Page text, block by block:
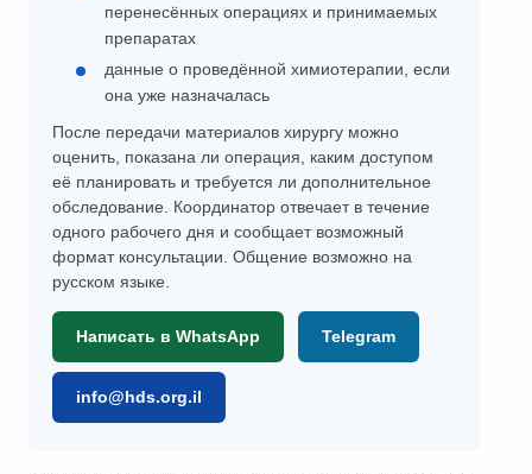
перенесённых операциях и принимаемых
препаратах
данные о проведённой химиотерапии, если
она уже назначалась
После передачи материалов хирургу можно
оценить, показана ли операция, каким доступом
её планировать и требуется ли дополнительное
обследование. Координатор отвечает в течение
одного рабочего дня и сообщает возможный
формат консультации. Общение возможно на
русском языке.
Написать в WhatsApp Telegram
info@hds.org.il